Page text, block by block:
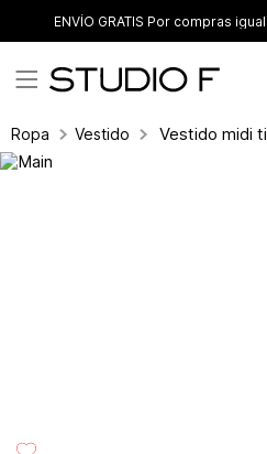
ENVÍO GRATIS Por compras
Ropa Vestidos